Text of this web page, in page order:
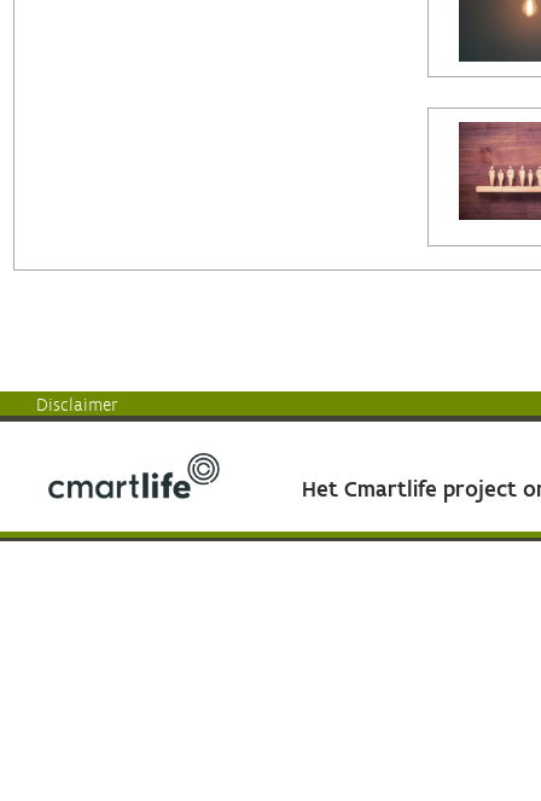
Disclaimer
Het Cmartlife project